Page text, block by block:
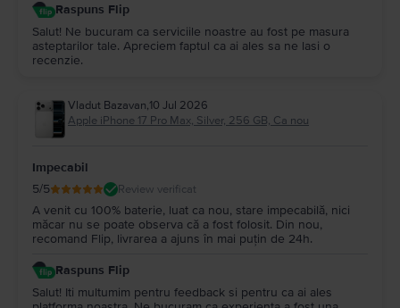
Raspuns Flip
Salut! Ne bucuram ca serviciile noastre au fost pe masura
asteptarilor tale. Apreciem faptul ca ai ales sa ne lasi o
recenzie.
Vladut Bazavan,10 Jul 2026
Apple iPhone 17 Pro Max, Silver, 256 GB, Ca nou
Impecabil
5/5 Review verificat
A venit cu 100% baterie, luat ca nou, stare impecabilă, nici
măcar nu se poate observa că a fost folosit. Din nou,
recomand Flip, livrarea a ajuns în mai puțin de 24h.
Raspuns Flip
Salut! Iti multumim pentru feedback si pentru ca ai ales